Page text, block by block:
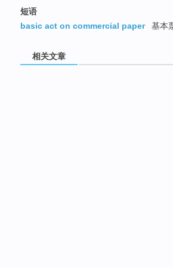
短语
basic act on commercial paper
基本
相关文章